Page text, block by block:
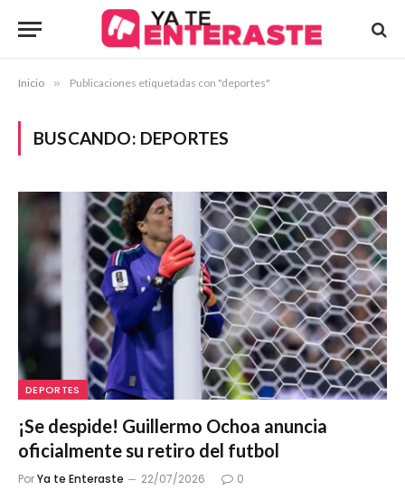
Inicio » Publicaciones etiquetadas con "deportes"
BUSCANDO: DEPORTES
DEPORTES
¡Se despide! Guillermo Ochoa anuncia
oficialmente su retiro del futbol
PorYa te Enteraste 22/07/2026 0